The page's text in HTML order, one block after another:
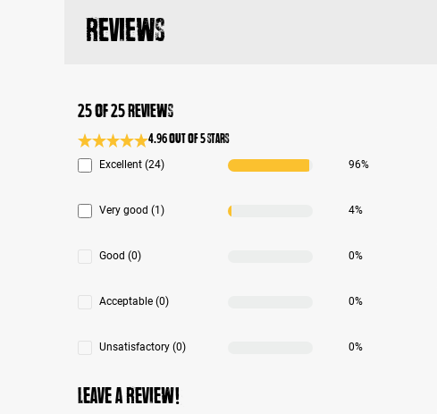
Reviews
25 of 25 reviews
Average rating 4.9 of 5 Stars
4.96 out of 5 stars
Excellent (24) 96%
Very good (1) 4%
Good (0) 0%
Acceptable (0) 0%
Unsatisfactory (0) 0%
Leave a review!